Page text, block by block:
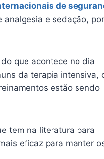
de
analgesia e sedação, por
que acontece no dia
da terapia intensiva,
estão sendo
tem na literatura para
eficaz para manter